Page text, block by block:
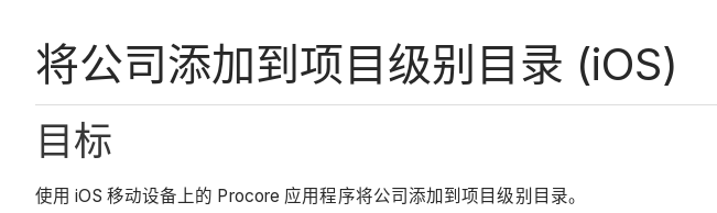
将公司添加到项目级别目录 (iOS)
目标
使用 iOS 移动设备上的 Procore 应用程序将公司添加到项目级别目录。